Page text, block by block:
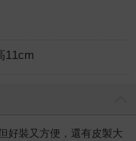
11cm
好裝又方便，還有皮製大